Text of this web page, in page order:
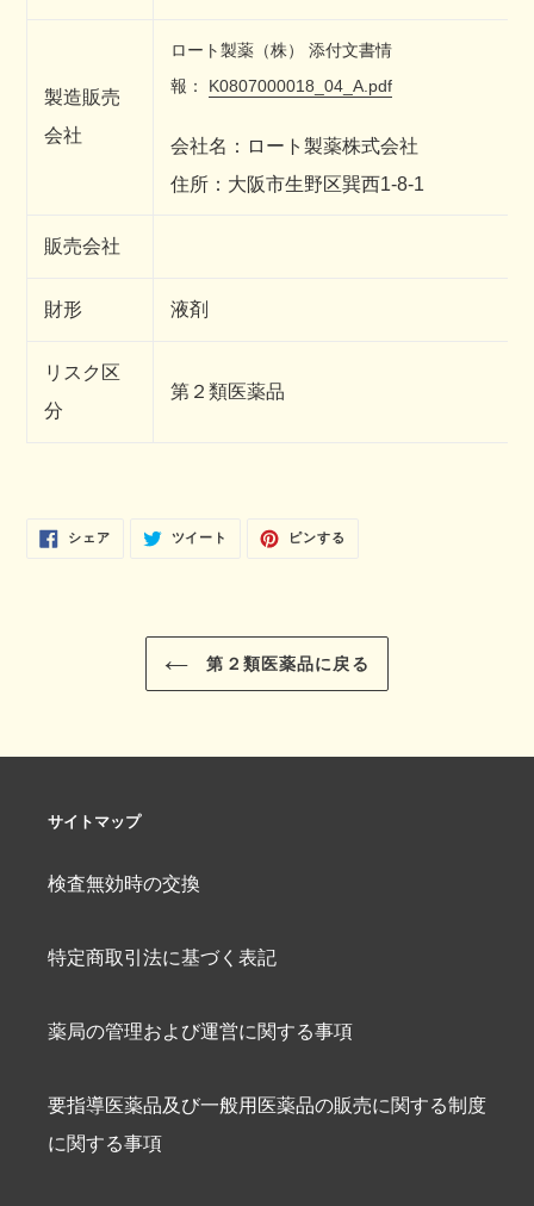
製造販売
会社
ロート製薬（株）
添付文書情
報：
K0807000018_04_A.pdf
会社名：ロート製薬株式会社
住所：大阪市生野区巽西1-8-1
販売会社
財形 液剤
リスク区
分
第２類医薬品
シェアFACEBOOKツイート
TWITTERピンする
第２類医薬品に戻る
サイトマップ
検査無効時の交換
特定商取引法に基づく表記
薬局の管理および運営に関する事項
要指導医薬品及び一般用医薬品の販売に関する制度
に関する事項